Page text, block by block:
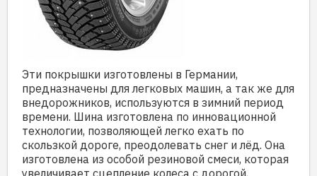
Эти покрышки изготовлены в Германии,
предназначены для легковых машин, а так же для
внедорожников, используются в зимний период
времени. Шина изготовлена по инновационной
технологии, позволяющей легко ехать по
скользкой дороге, преодолевать снег и лёд. Она
изготовлена из особой резиновой смеси, которая
увеличивает сцепление колеса с дорогой.